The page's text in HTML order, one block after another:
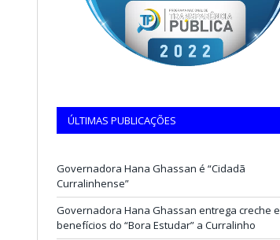
ÚLTIMAS PUBLICAÇÕES
Governadora Hana Ghassan é “Cidadã
Curralinhense”
Governadora Hana Ghassan entrega creche e
benefícios do “Bora Estudar” a Curralinho